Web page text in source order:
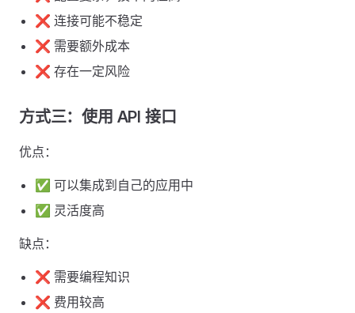
❌ 连接可能不稳定
❌ 需要额外成本
❌ 存在一定风险
方式三：使用 API 接口
优点：
✅ 可以集成到自己的应用中
✅ 灵活度高
缺点：
❌ 需要编程知识
❌ 费用较高